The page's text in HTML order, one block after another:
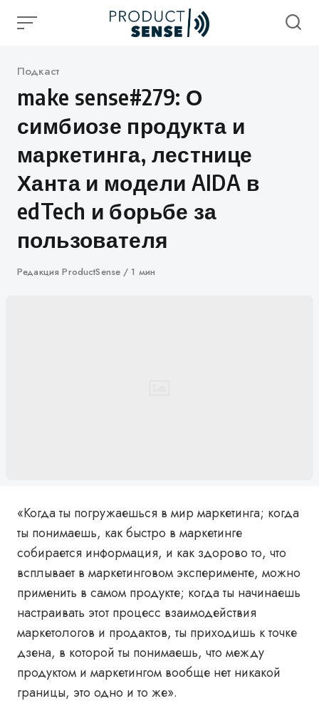
Категория
Подкаст
make sense#279: О
симбиозе продукта и
маркетинга, лестнице
Ханта и модели AIDA в
edTech и борьбе за
пользователя
Автор
Редакция ProductSense 1 мин
«Когда ты погружаешься в мир маркетинга; когда
ты понимаешь, как быстро в маркетинге
собирается информация, и как здорово то, что
всплывает в маркетинговом эксперименте, можно
применить в самом продукте; когда ты начинаешь
настраивать этот процесс взаимодействия
маркетологов и продактов, ты приходишь к точке
дзена, в которой ты понимаешь, что между
продуктом и маркетингом вообще нет никакой
границы, это одно и то же».